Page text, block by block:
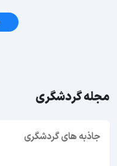
مجله گردشگری
جاذبه های گردشگری
جاهای دیدنی بوشهر؛ 62 جاذبه دیدنی + عکس و آدرس